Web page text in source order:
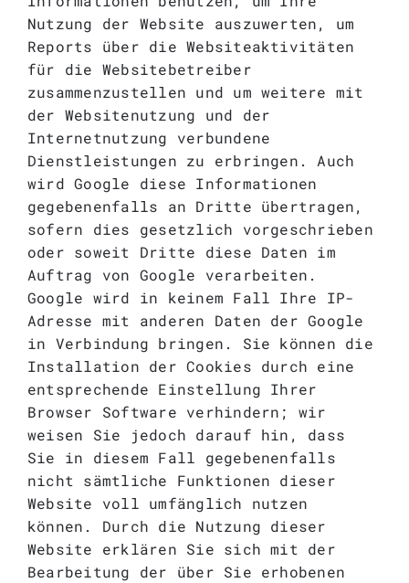
Nutzung der Website auszuwerten, um
Reports über die Websiteaktivitäten
für die Websitebetreiber
zusammenzustellen und um weitere mit
der Websitenutzung und der
Internetnutzung verbundene
Dienstleistungen zu erbringen. Auch
wird Google diese Informationen
gegebenenfalls an Dritte übertragen,
sofern dies gesetzlich vorgeschrieben
oder soweit Dritte diese Daten im
Auftrag von Google verarbeiten.
Google wird in keinem Fall Ihre IP-
Adresse mit anderen Daten der Google
in Verbindung bringen. Sie können die
Installation der Cookies durch eine
entsprechende Einstellung Ihrer
Browser Software verhindern; wir
weisen Sie jedoch darauf hin, dass
Sie in diesem Fall gegebenenfalls
nicht sämtliche Funktionen dieser
Website voll umfänglich nutzen
können. Durch die Nutzung dieser
Website erklären Sie sich mit der
Bearbeitung der über Sie erhobenen